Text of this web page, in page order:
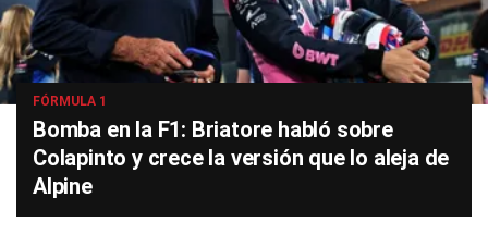
FÓRMULA 1
Bomba en la F1: Briatore habló sobre
Colapinto y crece la versión que lo aleja de
Alpine